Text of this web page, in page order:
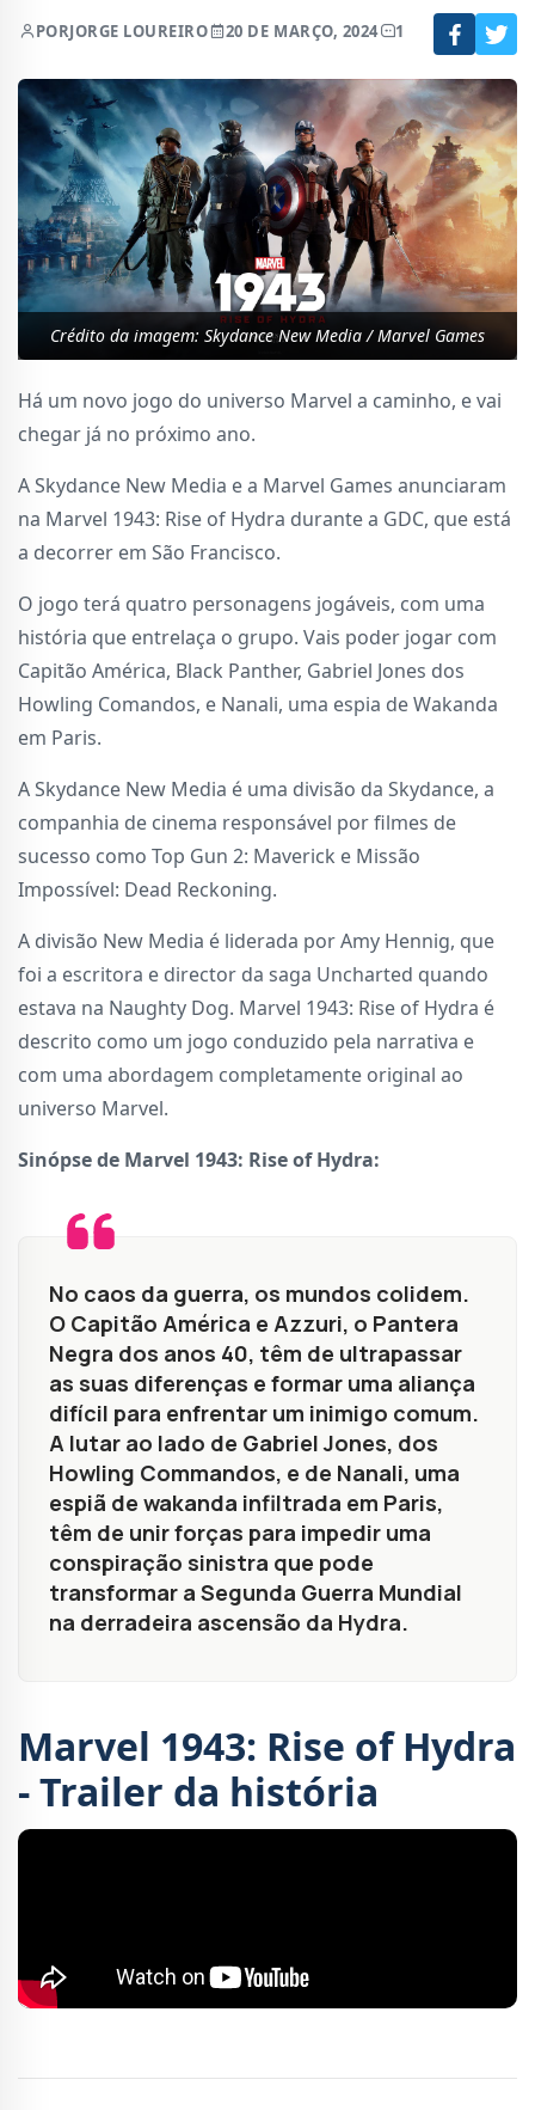
PORJORGE LOUREIRO 20 DE MARÇO, 2024 1
Crédito da imagem: Skydance New Media / Marvel Games
Há um novo jogo do universo Marvel a caminho, e vai
chegar já no próximo ano.
A Skydance New Media e a Marvel Games anunciaram
na Marvel 1943: Rise of Hydra durante a GDC, que está
a decorrer em São Francisco.
O jogo terá quatro personagens jogáveis, com uma
história que entrelaça o grupo. Vais poder jogar com
Capitão América, Black Panther, Gabriel Jones dos
Howling Comandos, e Nanali, uma espia de Wakanda
em Paris.
A Skydance New Media é uma divisão da Skydance, a
companhia de cinema responsável por filmes de
sucesso como Top Gun 2: Maverick e Missão
Impossível: Dead Reckoning.
A divisão New Media é liderada por Amy Hennig, que
foi a escritora e director da saga Uncharted quando
estava na Naughty Dog. Marvel 1943: Rise of Hydra é
descrito como um jogo conduzido pela narrativa e
com uma abordagem completamente original ao
universo Marvel.
Sinópse de Marvel 1943: Rise of Hydra:
No caos da guerra, os mundos colidem.
O Capitão América e Azzuri, o Pantera
Negra dos anos 40, têm de ultrapassar
as suas diferenças e formar uma aliança
difícil para enfrentar um inimigo comum.
A lutar ao lado de Gabriel Jones, dos
Howling Commandos, e de Nanali, uma
espiã de wakanda infiltrada em Paris,
têm de unir forças para impedir uma
conspiração sinistra que pode
transformar a Segunda Guerra Mundial
na derradeira ascensão da Hydra.
Marvel 1943: Rise of Hydra
- Trailer da história